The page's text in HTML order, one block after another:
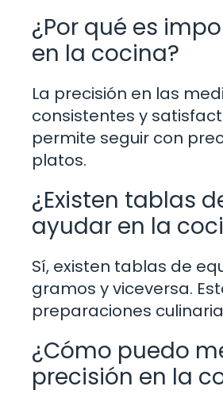
¿Por qué es
en la cocina?
La precisión en las
consistentes y
permite seguir con
platos.
¿Existen tablas
ayudar en la
Sí, existen tablas de
gramos y viceversa.
preparaciones
¿Cómo puedo
precisión en la